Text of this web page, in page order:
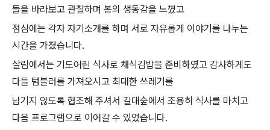
들을 바라보고 관찰하며 봄의 생동감을 느꼈고
점심에는 각자 자기소개를 하며 서로 자유롭게 이야기를 나누는
시간을 가졌습니다.
살림에서는 기도어린 식사로 채식김밥을 준비하였고 감사하게도
다들 텀블러를 가져오시고 최대한 쓰레기를
남기지 않도록 협조해 주셔서 갈대숲에서 조용히 식사를 마치고
다음 프로그램으로 이어갈 수 있었습니다.